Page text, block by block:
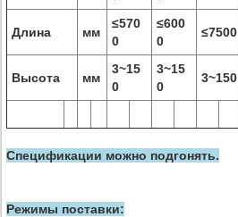
Длина мм
≤570
0
≤600
0
≤7500
Высота мм
3~15
0
3~15
0
3~150
Спецификации можно подгонять.
Режимы поставки: